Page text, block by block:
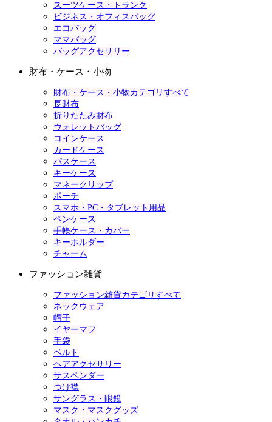
スーツケース・トランク
ビジネス・オフィスバッグ
エコバッグ
ママバッグ
バッグアクセサリー
財布・ケース・小物
財布・ケース・小物カテゴリすべて
長財布
折りたたみ財布
ウォレットバッグ
コインケース
カードケース
パスケース
キーケース
マネークリップ
ポーチ
スマホ・PC・タブレット用品
ペンケース
手帳ケース・カバー
キーホルダー
チャーム
ファッション雑貨
ファッション雑貨カテゴリすべて
ネックウェア
帽子
イヤーマフ
手袋
ベルト
ヘアアクセサリー
サスペンダー
つけ襟
サングラス・眼鏡
マスク・マスクグッズ